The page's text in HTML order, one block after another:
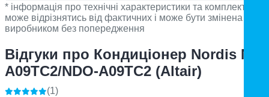
* інформація про технічні характеристики та комплектацію
може відрізнятись від фактичних і може бути змінена
виробником без попередження
Відгуки про Кондиціонер Nordis
A09TC2/NDO-A09TC2 (Altair)
(1)